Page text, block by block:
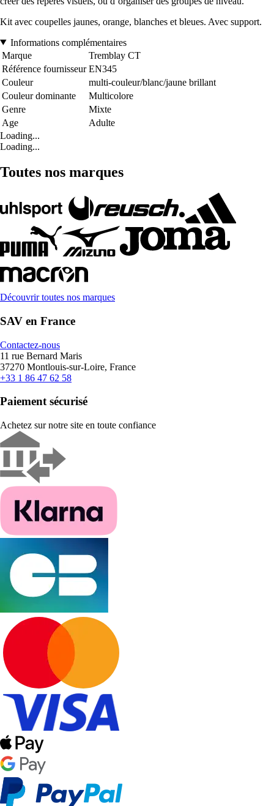
Kit avec coupelles jaunes, orange, blanches et bleues. Avec support.
Informations complémentaires
Marque
Tremblay CT
Référence fournisseur EN345
Couleur
multi-couleur/blanc/jaune brillant
Couleur dominante
Multicolore
Genre
Mixte
Age
Adulte
Loading...
Loading...
Toutes nos marques
Découvrir toutes nos marques
SAV en France
Contactez-nous
11 rue Bernard Maris
37270 Montlouis-sur-Loire, France
+33 1 86 47 62 58
Paiement sécurisé
Achetez sur notre site en toute confiance